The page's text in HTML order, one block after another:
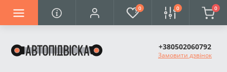
0 0 0
+380502060792
Замовити дзвінок